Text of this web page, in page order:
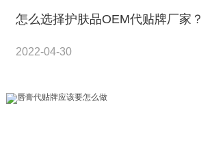
怎么选择护肤品OEM代贴牌厂家？
2022-04-30